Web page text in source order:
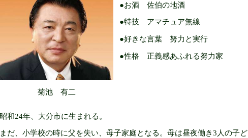
菊池 有二
●お酒 佐伯の地酒
●特技 アマチュア無線
●好きな言葉 努力と実行
●性格 正義感あふれる努力家
昭和24年、大分市に生まれる。
まだ、小学校の時に父を失い、母子家庭となる。母は昼夜働き3人の子ど